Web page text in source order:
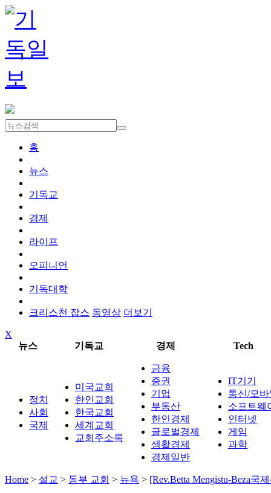
홈
뉴스
기독교
경제
라이프
오피니언
기독대학
크리스천 잡스 동영상 더보기
X
뉴스
기독교 경제 Tech
정치
사회
국제
미국교회
한인교회
한국교회
세계교회
교회주소록
금융
증권
기업
부동산
한인경제
글로벌경제
생활경제
경제일반
IT기기
통신/모
소프트웨
인터넷
게임
과학
Home > 설교 > 동부 교회 > 뉴욕 > [Rev.Betta Mengistu-Beza국